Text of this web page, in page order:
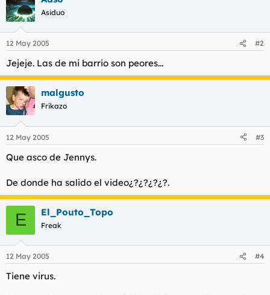
Asiduo
12 May 2005 #2
Jejeje. Las de mi barrio son peores...
malgusto
Frikazo
12 May 2005 #3
Que asco de Jennys.
De donde ha salido el video¿?¿?¿?¿?.
E El_Pouto_Topo
Freak
12 May 2005 #4
Tiene virus.